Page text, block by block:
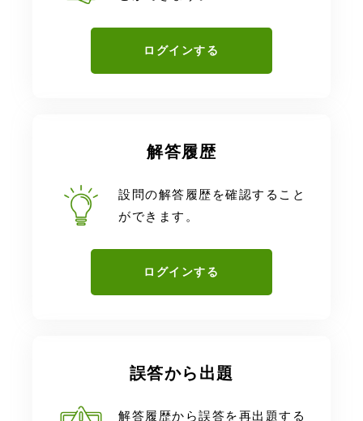
ログインする
解答履歴
設問の解答履歴を確認すること
ができます。
ログインする
誤答から出題
解答履歴から誤答を再出題する